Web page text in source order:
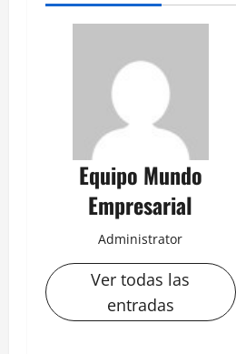
Equipo Mundo
Empresarial
Administrator
Ver todas las
entradas